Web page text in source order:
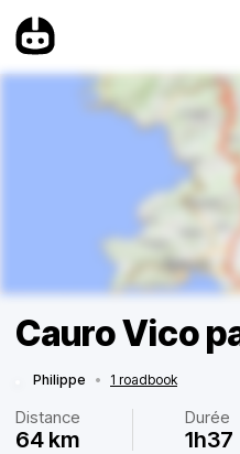
Cauro Vico
Philippe • 1 roadbook
Distance
64 km
Durée
1h37